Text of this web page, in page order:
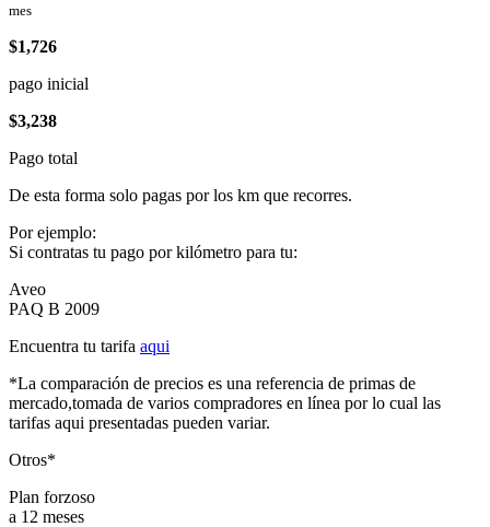
mes
$1,726
pago inicial
$3,238
Pago total
De esta forma solo pagas por los km que recorres.
Por ejemplo:
Si contratas tu pago por kilómetro para tu:
Aveo
PAQ B 2009
Encuentra tu tarifa aqui
*La comparación de precios es una referencia de primas de
mercado,tomada de varios compradores en línea por lo cual las
tarifas aqui presentadas pueden variar.
Otros*
Plan forzoso
a 12 meses